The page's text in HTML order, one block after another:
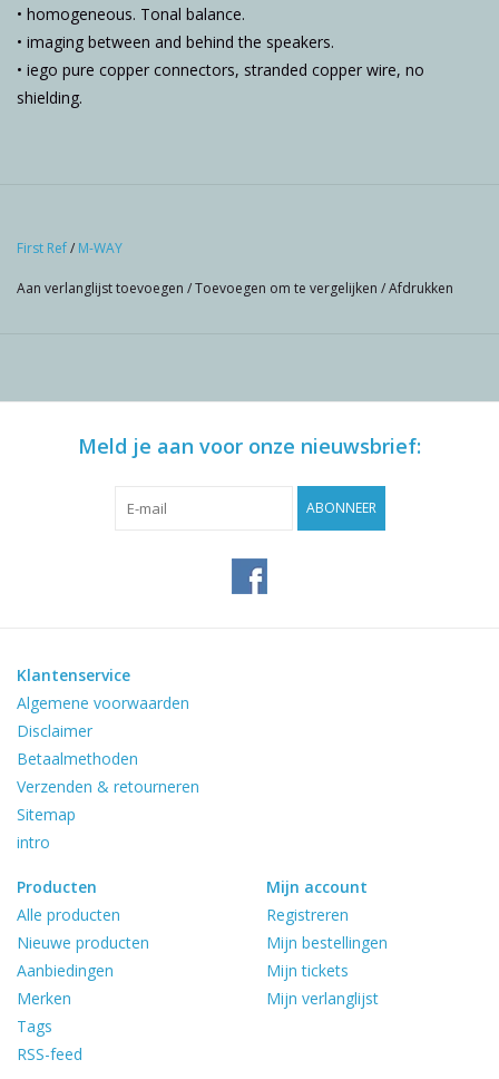
• homogeneous. Tonal balance.
• imaging between and behind the speakers.
• iego pure copper connectors, stranded copper wire, no
shielding.
First Ref/ M-WAY
Aan verlanglijst toevoegen /Toevoegen om te vergelijken /Afdrukken
Meld je aan voor onze nieuwsbrief:
ABONNEER
Klantenservice
Algemene voorwaarden
Disclaimer
Betaalmethoden
Verzenden & retourneren
Sitemap
intro
Producten
Alle producten
Nieuwe producten
Aanbiedingen
Merken
Tags
RSS-feed
Mijn account
Registreren
Mijn bestellingen
Mijn tickets
Mijn verlanglijst